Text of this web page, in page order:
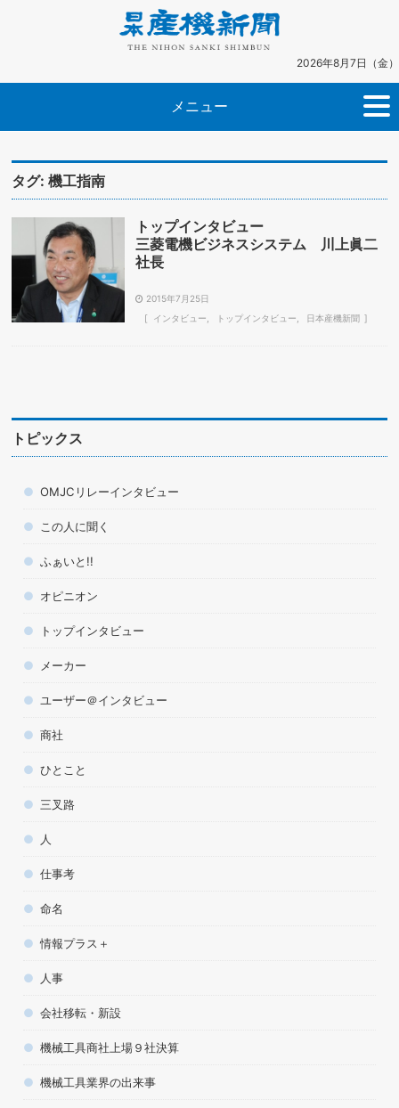
2026年8月7日（金）
メニュー
タグ:機工指南
トップインタビュー
三菱電機ビジネスシステム 川上眞二
社長
2015年7月25日
インタビュー
トップインタビュー 日本産機新聞
トピックス
OMJCリレーインタビュー
この人に聞く
ふぁいと!!
オピニオン
トップインタビュー
メーカー
ユーザー＠インタビュー
商社
ひとこと
三叉路
人
仕事考
命名
情報プラス＋
人事
会社移転・新設
機械工具商社上場９社決算
機械工具業界の出来事